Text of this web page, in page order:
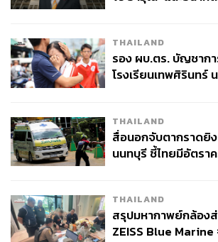
THAILAND
รอง ผบ.ตร. บัญชาก
โรงเรียนเทพศิรินทร์
THAILAND
สื่อนอกจับตากราดยิง
นนทบุรี ชี้ไทยมีอัตรา
THAILAND
สรุปมหากาพย์กล้อง
ZEISS Blue